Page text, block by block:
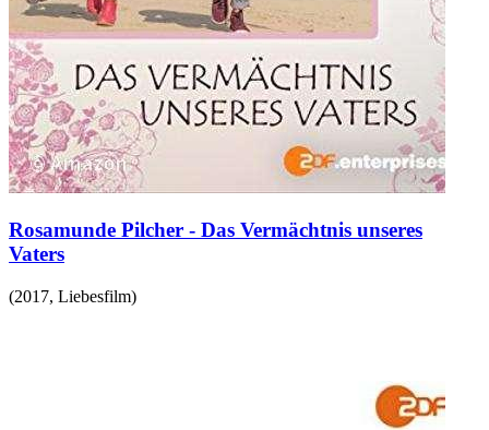
Rosamunde Pilcher - Das Vermächtnis unseres
Vaters
(2017, Liebesfilm)